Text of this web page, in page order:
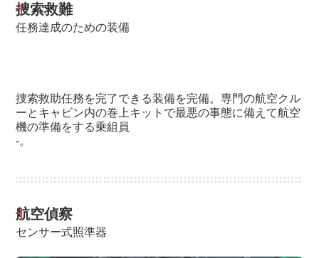
捜索救難
任務達成のための装備
捜索救助任務を完了できる装備を完備。専門の航空クル
ーとキャビン内の巻上キットで最悪の事態に備えて航空
機の準備をする乗組員
-。
航空偵察
センサー式照準器